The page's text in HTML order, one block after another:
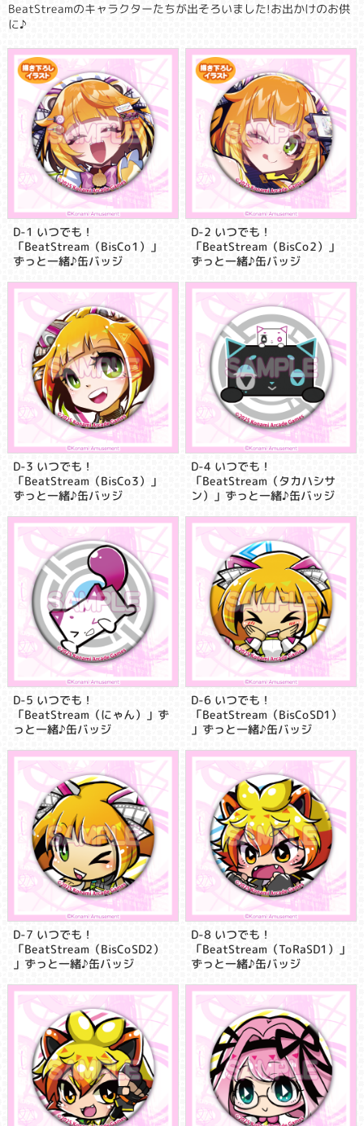
BeatStreamのキャラクターたちが出そろいました!お出かけのお供
に♪
D-1 いつでも！
「BeatStream（BisCo1）」
ずっと一緒♪缶バッジ
D-2 いつでも！
「BeatStream（BisCo2）」
ずっと一緒♪缶バッジ
D-3 いつでも！
「BeatStream（BisCo3）」
ずっと一緒♪缶バッジ
D-4 いつでも！
「BeatStream（タカハシサ
ン）」ずっと一緒♪缶バッジ
D-5 いつでも！
「BeatStream（にゃん）」ず
っと一緒♪缶バッジ
D-6 いつでも！
「BeatStream（BisCoSD1）
」ずっと一緒♪缶バッジ
D-7 いつでも！
「BeatStream（BisCoSD2）
」ずっと一緒♪缶バッジ
D-8 いつでも！
「BeatStream（ToRaSD1）」
ずっと一緒♪缶バッジ